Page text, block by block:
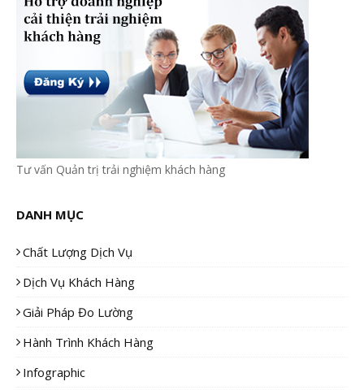
Tư vấn Quản trị trải nghiệm khách hàng
DANH MỤC
Chất Lượng Dịch Vụ
Dịch Vụ Khách Hàng
Giải Pháp Đo Lường
Hành Trình Khách Hàng
Infographic